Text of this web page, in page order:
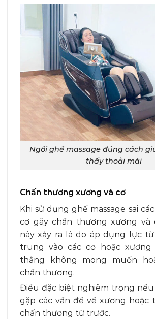
Ngồi ghế massage đúng cách
thấy thoải mái
Chấn thương xương và cơ
Khi sử dụng ghế massage sai
cơ gây chấn thương xương và
này xảy ra là do áp dụng lực
trung vào các cơ hoặc xương
thẳng không mong muốn
chấn thương.
Điều đặc biệt nghiêm trọng
gặp các vấn đề về xương hoặc
chấn thương từ trước.